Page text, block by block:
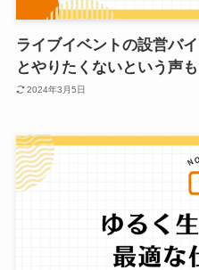
ライブイベントの設営バ
とやりたくないという声も
2024年3月5日